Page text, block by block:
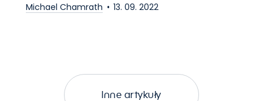
Michael Chamrath 13. 09. 2022
Inne artykuły